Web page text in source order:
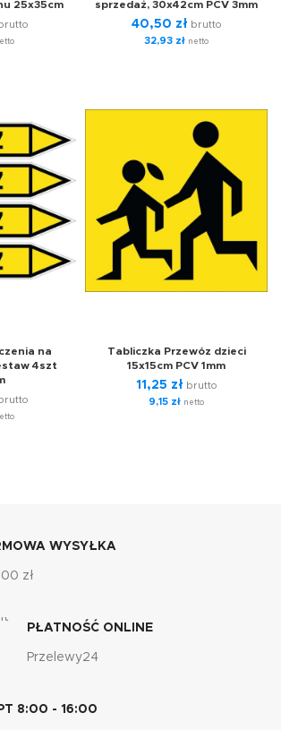
25x35cm
brutto
sprzedaż, 30x42cm PCV 3mm
40,50 zł brutto
32,93 zł netto
na
4szt
brutto
Tabliczka Przewóz dzieci
15x15cm PCV 1mm
11,25 zł brutto
9,15 zł netto
WYSYŁKA
zł
PŁATNOŚĆ ONLINE
Przelewy24
8:00 - 16:00